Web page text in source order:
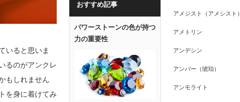
いると思いま
るのがアンクレ
もしれません
を身に着けてみ
おすすめ記事
パワーストーンの色が持つ
力の重要性
アメジスト（アメシスト）
アメトリン
アンデシン
アンバー（琥珀）
アンモライト